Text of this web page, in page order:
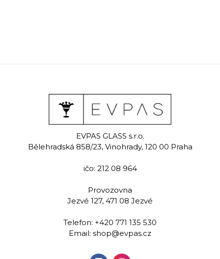
EVPAS GLASS s.r.o.
Bělehradská 858/23, Vinohrady, 120 00 Praha
ičo: 212 08 964
Provozovna
Jezvé 127, 471 08 Jezvé
Telefon: +420 771 135 530
Email: shop@evpas.cz